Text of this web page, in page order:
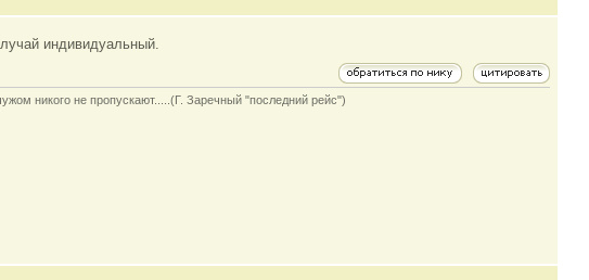
индивидуальный.
никого не пропускают.....(Г. Заречный "последний рейс")